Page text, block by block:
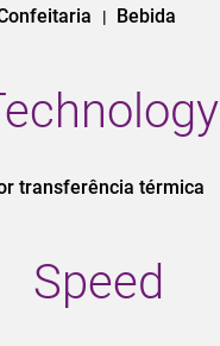
| Bebida
transferência térmica
Speed